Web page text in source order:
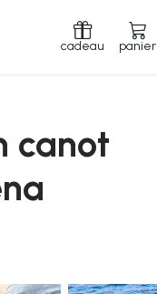
cadeau panier
canot